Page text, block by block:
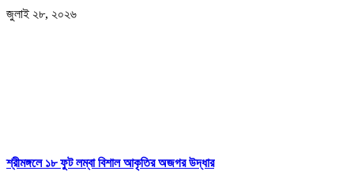
জুলাই ২৮, ২০২৬
শ্রীমঙ্গলে ১৮ ফুট লম্বা বিশাল আকৃতির অজগর উদ্ধার